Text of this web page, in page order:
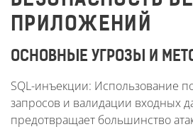
ПРИЛОЖЕНИЙ
ОСНОВНЫЕ УГРОЗЫ И
SQL-инъекции: Использование
запросов и валидации входных
предотвращает большинство